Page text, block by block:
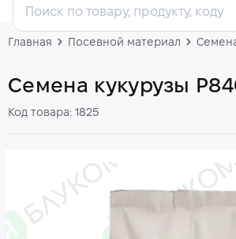
Главная Посевной материал
Семена кукурузы
Код товара: 1825